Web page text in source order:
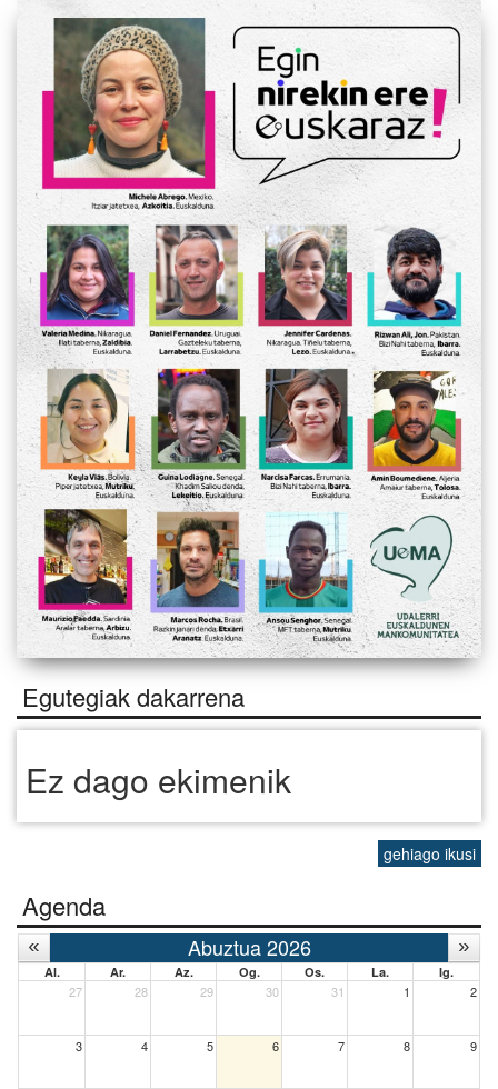
Egutegiak dakarrena
Ez dago ekimenik
gehiago ikusi
Agenda
Abuztua 2026
Al. Ar. Az. Og. Os. La. Ig.
27 28 29 30 31 1 2
3 4 5 6 7 8 9